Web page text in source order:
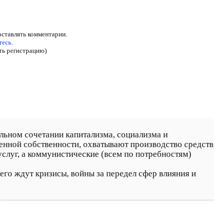
комментарии.
регистрацию)
сочетании капитализма, социализма и
собственности, охватывают производство средств
а коммунистические (всем по потребностям)
ждут кризисы, войны за передел сфер влияния и